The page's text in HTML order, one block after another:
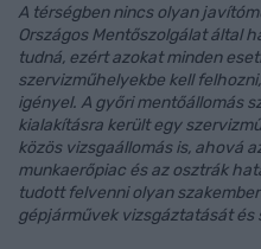
A térségben nincs olyan
Országos Mentőszolgálat által
tudná, ezért azokat minden
szervizműhelyekbe kell
igényel. A győri mentőállomás
kialakításra került egy
közös vizsgaállomás is, ahová
munkaerőpiac és az osztrák
tudott felvenni olyan
gépjárművek vizsgáztatását és